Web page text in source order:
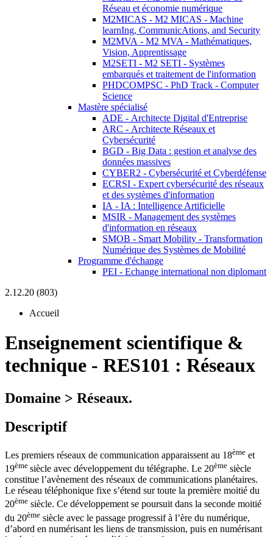
Réseau et économie numérique
M2MICAS - M2 MICAS - Machine
learnIng, CommunicAtions, and Security
M2MVA - M2 MVA - Mathématiques,
Vision, Apprentissage
M2SETI - M2 SETI - Systèmes
embarqués et traitement de l'information
PHDCOMPSC - PhD Track - Computer
Science
Mastère spécialisé
ADE - Architecte Digital d'Entreprise
ARC - Architecte Réseaux et
Cybersécurité
BGD - Big Data : gestion et analyse des
données massives
CYBER2 - Cybersécurité et Cyberdéfense
ECRSI - Expert cybersécurité des réseaux
et des systèmes d'information
IA - IA : Intelligence Artificielle
MSIR - Management des systèmes
d'information en réseaux
SMOB - Smart Mobility - Transformation
Numérique des Systèmes de Mobilité
Programme d'échange
PEI - Echange international non diplomant
2.12.20 (803)
Accueil
Enseignement scientifique &
technique - RES101 : Réseaux
Domaine > Réseaux.
Descriptif
Les premiers réseaux de communication apparaissent au 18ème et
19ème siècle avec développement du télégraphe. Le 20ème siècle
constitue l’avènement des réseaux de communications planétaires.
Le réseau téléphonique fixe s’étend sur toute la première moitié du
20ème siècle. Ce développement se poursuit dans la seconde moitié
du 20ème siècle avec le passage progressif à l’ère du numérique,
d’abord en numérisant les liens de transmission, puis en numérisant